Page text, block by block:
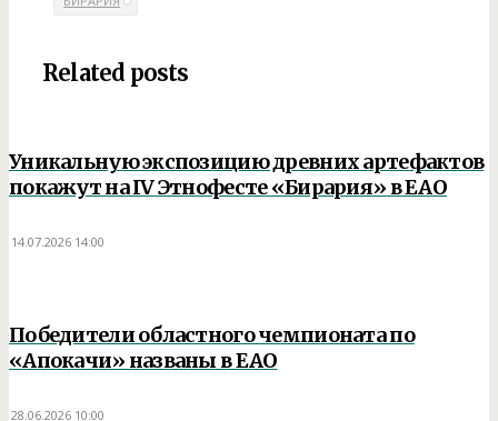
Related posts
Уникальную экспозицию древних артефактов
покажут на IV Этнофесте «Бирария» в ЕАО
14.07.2026 14:00
Победители областного чемпионата по
«Апокачи» названы в ЕАО
28.06.2026 10:00